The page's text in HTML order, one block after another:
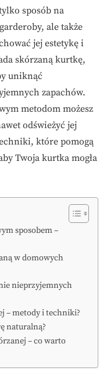
sposób na
ale także
jej estetykę i
skórzaną kurtkę,
uniknąć
zapachów.
metodom możesz
odświeżyć jej
które pomogą
Twoja kurtka mogła
sposobem –
w domowych
nieprzyjemnych
– metody i techniki?
naturalną?
– co warto